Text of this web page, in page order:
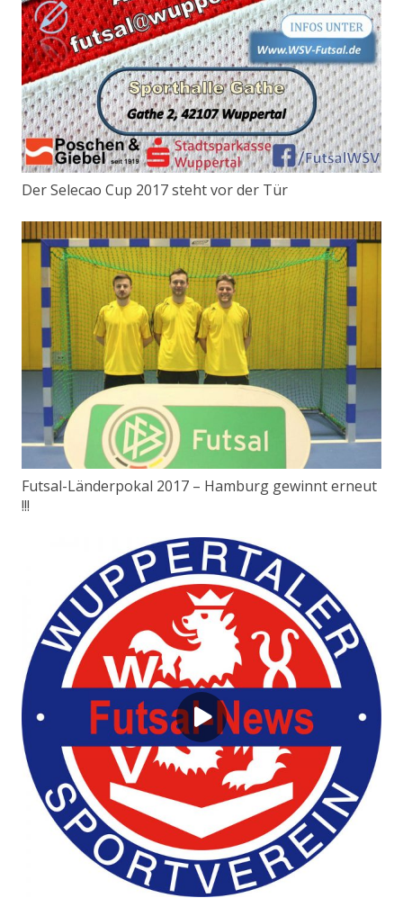
Der Selecao Cup 2017 steht vor der Tür
Futsal-Länderpokal 2017 – Hamburg gewinnt erneut
!!!